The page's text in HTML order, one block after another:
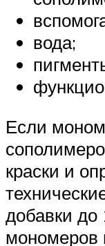
вода;
Если
краски и
добавки до
мономеров